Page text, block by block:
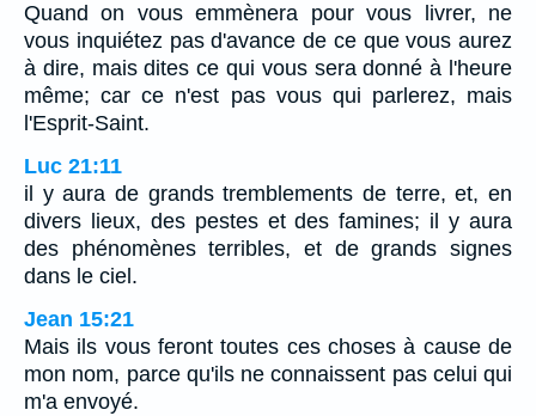
Quand on vous emmènera pour vous livrer, ne
vous inquiétez pas d'avance de ce que vous aurez
à dire, mais dites ce qui vous sera donné à l'heure
même; car ce n'est pas vous qui parlerez, mais
l'Esprit-Saint.
Luc 21:11
il y aura de grands tremblements de terre, et, en
divers lieux, des pestes et des famines; il y aura
des phénomènes terribles, et de grands signes
dans le ciel.
Jean 15:21
Mais ils vous feront toutes ces choses à cause de
mon nom, parce qu'ils ne connaissent pas celui qui
m'a envoyé.